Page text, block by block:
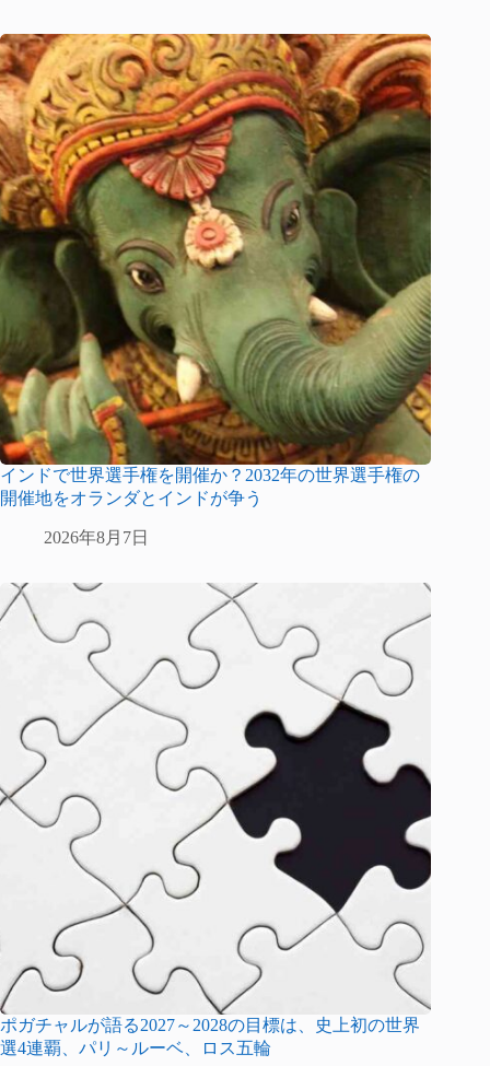
インドで世界選手権を開催か？2032年の世界選手権の
開催地をオランダとインドが争う
2026年8月7日
ポガチャルが語る2027～2028の目標は、史上初の世界
選4連覇、パリ～ルーベ、ロス五輪